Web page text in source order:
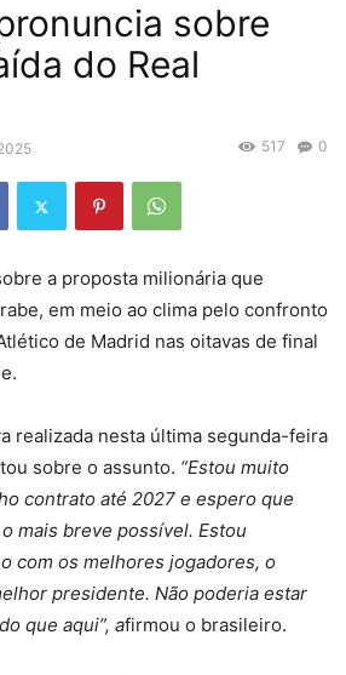
sobre
do Real
0
517
a proposta milionária que
em meio ao clima pelo confronto
de Madrid nas oitavas de final
realizada nesta última segunda-feira
sobre o assunto. “Estou muito
contrato até 2027 e espero que
mais breve possível. Estou
com os melhores jogadores, o
presidente. Não poderia estar
que aqui”, afirmou o brasileiro.